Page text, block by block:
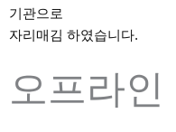
기관으로
자리매김 하였습니다.
오프라인